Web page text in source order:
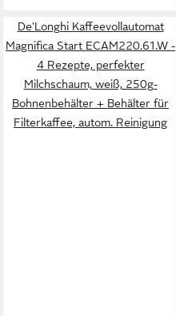
De'Longhi Kaffeevollautomat
Magnifica Start ECAM220.61.W -
4 Rezepte, perfekter
Milchschaum, weiß, 250g-
Bohnenbehälter + Behälter für
Filterkaffee, autom. Reinigung